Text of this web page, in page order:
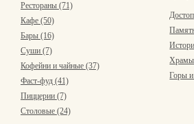
Рестораны (71)
Кафе (50)
Бары (16)
Суши (7)
Кофейни и чайные (37)
Фаст-фуд (41)
Пиццерии (7)
Столовые (24)
Горы